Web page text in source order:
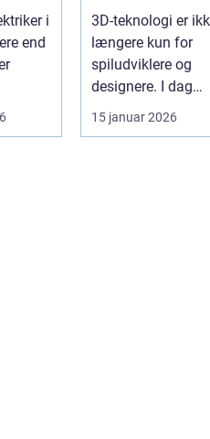
i
end
anlæg til
præcise
beslutninger
3D-teknologi er
længere kun for
spiludviklere og
designere. I dag
bruger en lang
række virksomh...
15 januar 2026